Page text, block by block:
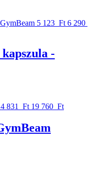
5 123 Ft 6 290
-
831 Ft 19 760 Ft